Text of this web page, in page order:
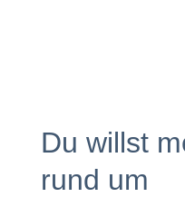
Du willst
rund um